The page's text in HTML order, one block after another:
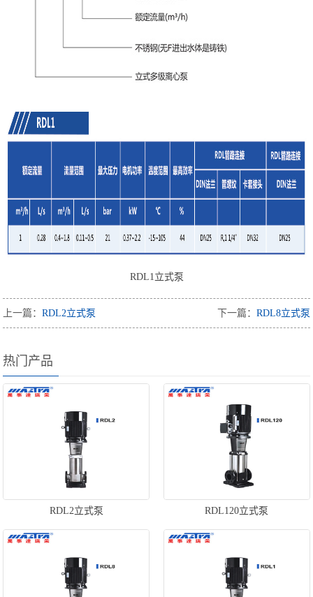
RDL1立式泵
上一篇：RDL2立式泵 下一篇： RDL8立式泵
热门产品
RDL2立式泵 RDL120立式泵